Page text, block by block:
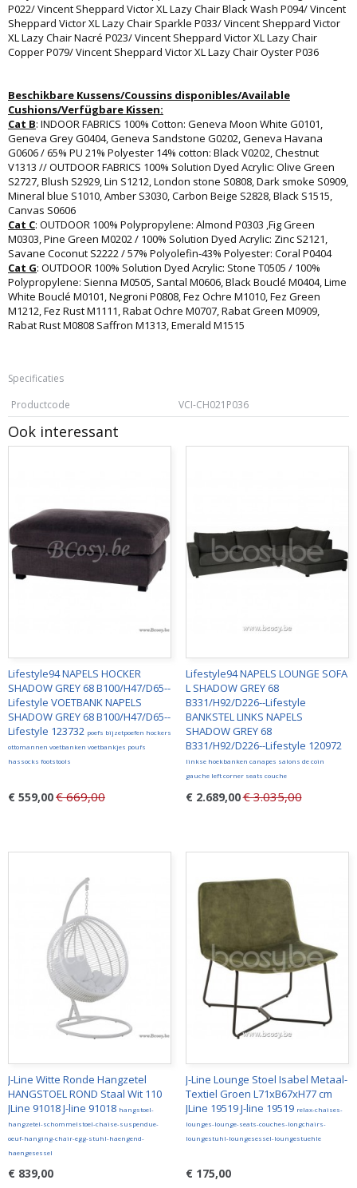
P022/ Vincent Sheppard Victor XL Lazy Chair Black Wash P094/ Vincent
Sheppard Victor XL Lazy Chair Sparkle P033/ Vincent Sheppard Victor
XL Lazy Chair Nacré P023/ Vincent Sheppard Victor XL Lazy Chair
Copper P079/ Vincent Sheppard Victor XL Lazy Chair Oyster P036
Beschikbare Kussens/Coussins disponibles/Available
Cushions/Verfügbare Kissen:
Cat B: INDOOR FABRICS 100% Cotton: Geneva Moon White G0101,
Geneva Grey G0404, Geneva Sandstone G0202, Geneva Havana
G0606 / 65% PU 21% Polyester 14% cotton: Black V0202, Chestnut
V1313 // OUTDOOR FABRICS 100% Solution Dyed Acrylic: Olive Green
S2727, Blush S2929, Lin S1212, London stone S0808, Dark smoke S0909,
Mineral blue S1010, Amber S3030, Carbon Beige S2828, Black S1515,
Canvas S0606
Cat C: OUTDOOR 100% Polypropylene: Almond P0303 ,Fig Green
M0303, Pine Green M0202 / 100% Solution Dyed Acrylic: Zinc S2121,
Savane Coconut S2222 / 57% Polyolefin-43% Polyester: Coral P0404
Cat G: OUTDOOR 100% Solution Dyed Acrylic: Stone T0505 / 100%
Polypropylene: Sienna M0505, Santal M0606, Black Bouclé M0404, Lime
White Bouclé M0101, Negroni P0808, Fez Ochre M1010, Fez Green
M1212, Fez Rust M1111, Rabat Ochre M0707, Rabat Green M0909,
Rabat Rust M0808 Saffron M1313, Emerald M1515
Specificaties
Productcode
VCI-CH021P036
Ook interessant
Lifestyle94 NAPELS HOCKER
SHADOW GREY 68 B100/H47/D65--
Lifestyle VOETBANK NAPELS
SHADOW GREY 68 B100/H47/D65--
Lifestyle 123732 poefs bijzetpoefen hockers
ottomannen voetbanken voetbankjes poufs
hassocks footstools
€ 559,00€ 669,00
Lifestyle94 NAPELS LOUNGE SOFA
L SHADOW GREY 68
B331/H92/D226--Lifestyle
BANKSTEL LINKS NAPELS
SHADOW GREY 68
B331/H92/D226--Lifestyle 120972
linkse hoekbanken canapes salons de coin
gauche left corner seats couche
€ 2.689,00€ 3.035,00
J-Line Witte Ronde Hangzetel
HANGSTOEL ROND Staal Wit 110
JLine 91018 J-line 91018 hangstoel-
hangzetel-schommelstoel-chaise-suspendue-
oeuf-hanging-chair-egg-stuhl-haengend-
haengesessel
€ 839,00
J-Line Lounge Stoel Isabel Metaal-
Textiel Groen L71xB67xH77 cm
JLine 19519 J-line 19519 relax-chaises-
lounges-lounge-seats-couches-longchairs-
loungestuhl-loungesessel-loungestuehle
€ 175,00